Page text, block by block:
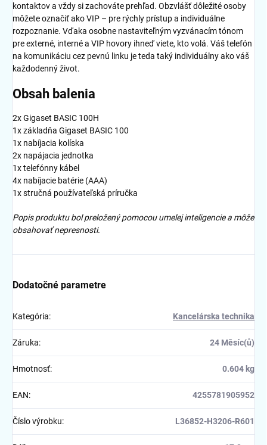
kontaktov a vždy si zachováte prehľad. Obzvlášť dôležité osoby
môžete označiť ako VIP – pre rýchly prístup a individuálne
rozpoznanie. Vďaka osobne nastaviteľným vyzvánacím tónom
pre externé, interné a VIP hovory ihneď viete, kto volá. Váš telefón
na komunikáciu cez pevnú linku je teda taký individuálny ako váš
každodenný život.
Obsah balenia
2x Gigaset BASIC 100H
1x základňa Gigaset BASIC 100
1x nabíjacia kolíska
2x napájacia jednotka
1x telefónny kábel
4x nabíjacie batérie (AAA)
1x stručná používateľská príručka
Popis produktu bol preložený pomocou umelej inteligencie a môže
obsahovať nepresnosti.
Dodatočné parametre
Kategória: Kancelárska technika
Záruka: 24 Měsíc(ů)
Hmotnosť: 0.604 kg
EAN: 4255781905952
Číslo výrobku: L36852-H3206-R601